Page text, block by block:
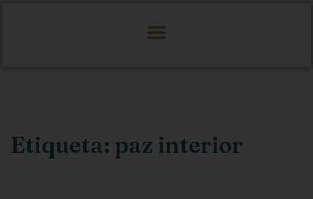
Etiqueta: paz interior